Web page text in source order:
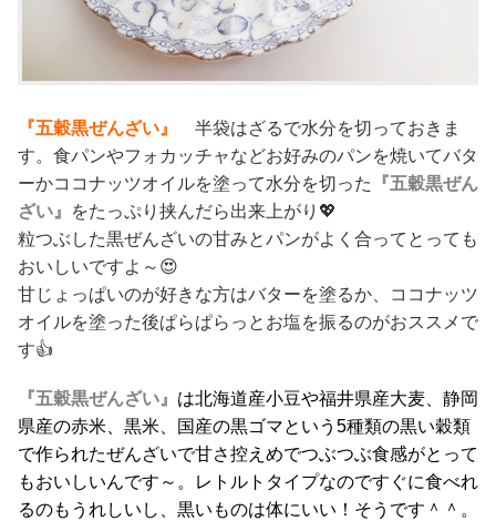
『五穀黒ぜんざい』
半袋はざるで水分を切っておきま
す。食パンやフォカッチャなどお好みのパンを焼いてバタ
ーかココナッツオイルを塗って水分を切った
『五穀黒ぜん
ざい』
をたっぷり挟んだら出来上がり💖
粒つぶした黒ぜんざいの甘みとパンがよく合ってとっても
おいしいですよ～😍
甘じょっぱいのが好きな方はバターを塗るか、ココナッツ
オイルを塗った後ぱらぱらっとお塩を振るのがおススメで
す👍
『五穀黒ぜんざい』 は北海道産小豆や福井県産大麦、静岡
県産の赤米、黒米、国産の黒ゴマという5種類の黒い穀類
で作られたぜんざいで甘さ控えめでつぶつぶ食感がとって
もおいしいんです～。レトルトタイプなのですぐに食べれ
るのもうれしいし、黒いものは体にいい！そうです＾＾。